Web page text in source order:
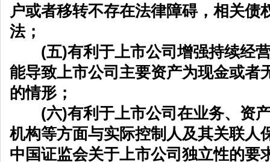
户或者移转不存在法律障碍，相关债
法；
(五)有利于上市公司增强持续经营
能导致上市公司主要资产为现金或者
的情形；
(六)有利于上市公司在业务、资产
机构等方面与实际控制人及其关联人
中国证监会关于上市公司独立性的要